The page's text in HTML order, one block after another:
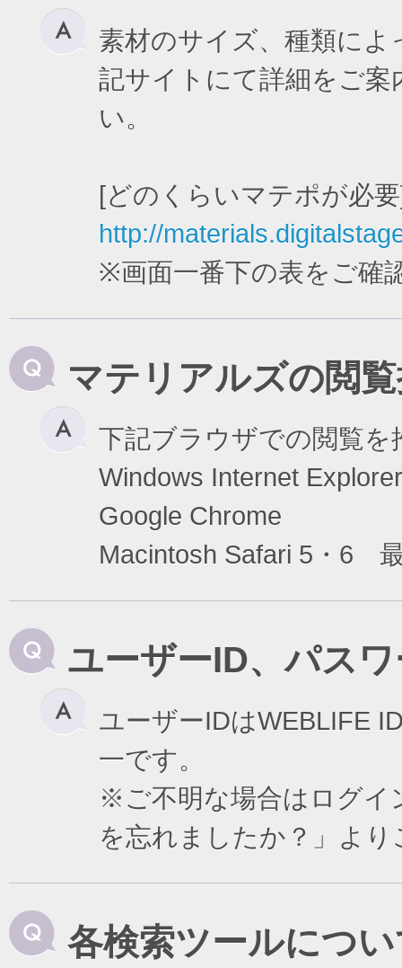
素材のサイズ、種類に
記サイトにて詳細をご
い。
[どのくらいマテポが必
http://
※画面一番下の表をご確
マテリアルズの閲
下記ブラウザでの閲覧を
Windows Internet
Google Chrome
Macintosh Safari 5・6
ユーザーID、パス
ユーザーIDはWEBLIFE
一です。
※ご不明な場合はログイ
を忘れましたか？」よ
各検索ツールにつ